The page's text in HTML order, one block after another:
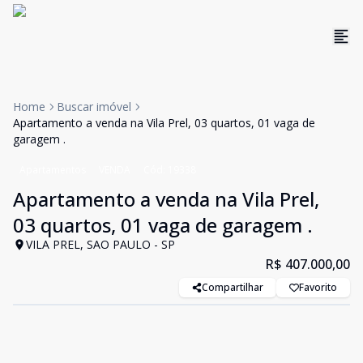
Home
Buscar imóvel
Apartamento a venda na Vila Prel, 03 quartos, 01 vaga de
garagem .
Apartamento a venda na Vila Prel,
03 quartos, 01 vaga de garagem .
VILA PREL, SAO PAULO - SP
R$ 407.000,00
Compartilhar Favorito